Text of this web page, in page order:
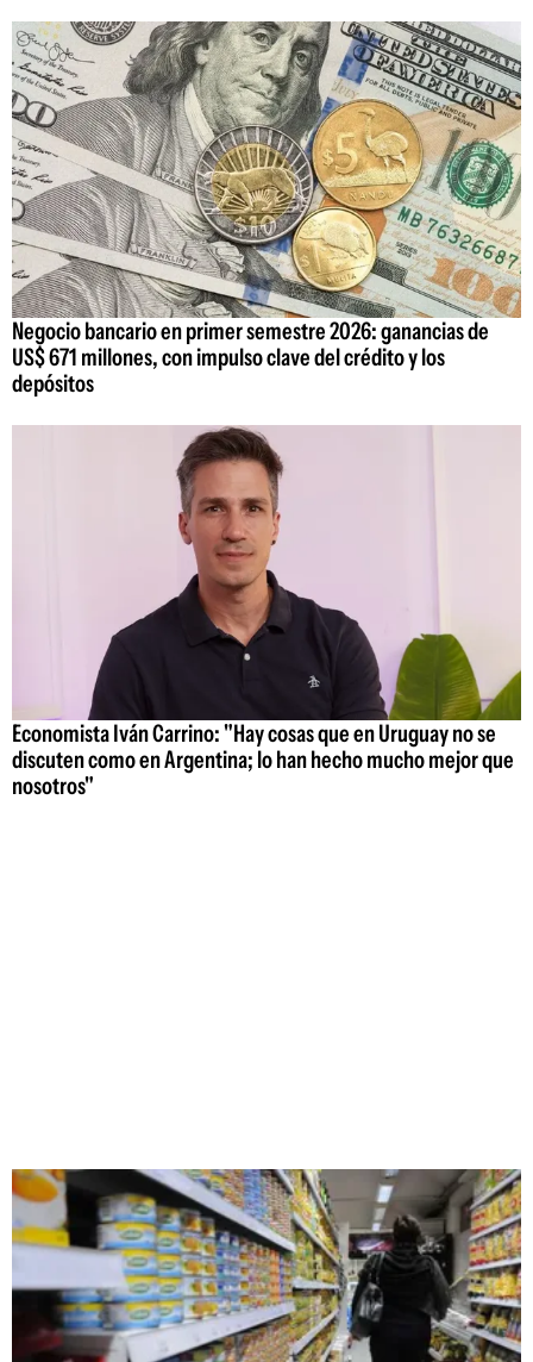
Negocio bancario en primer semestre 2026: ganancias de
US$ 671 millones, con impulso clave del crédito y los
depósitos
Economista Iván Carrino: "Hay cosas que en Uruguay no se
discuten como en Argentina; lo han hecho mucho mejor que
nosotros"